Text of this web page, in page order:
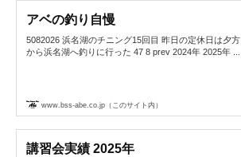
アベの釣り自慢
5082026 浜名湖のチニング15回目 昨日の定休日は夕方
から浜名湖へ釣りに行った 47 8 prev 2024年 2025年 ...
www.bss-abe.co.jp（このサイト内）
講習会実績 2025年